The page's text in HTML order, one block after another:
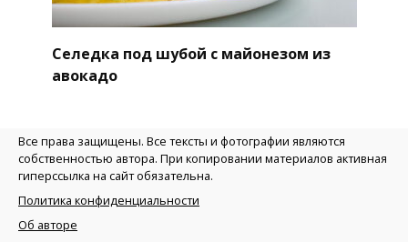
Селедка под шубой с майонезом из
авокадо
Все права защищены. Все тексты и фотографии являются
собственностью автора. При копировании материалов активная
гиперссылка на сайт обязательна.
Политика конфиденциальности
Об авторе